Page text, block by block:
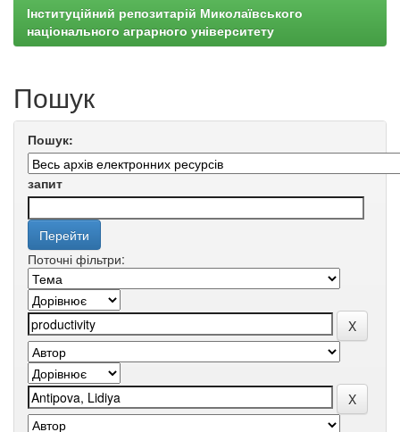
Інституційний репозитарій Миколаївського
національного аграрного університету
Пошук
Пошук:
запит
Поточні фільтри: